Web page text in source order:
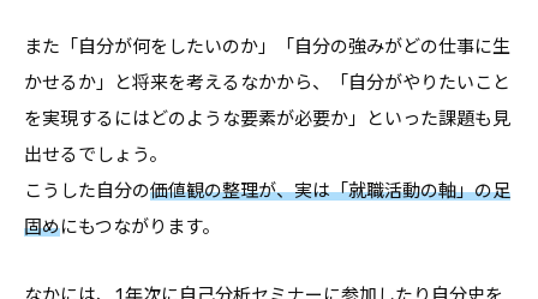
調
査
デ
ー
タ
な
、
また「自分が何をしたいのか」「自分の強みがどの仕事に生
かせるか」と将来を考えるなかから、「自分がやりたいこと
を実現するにはどのような要素が必要か」といった課題も見
出せるでしょう。
こうした自分の価値観の整理が、実は「就職活動の軸」の足
固めにもつながります。
なかには、1年次に自己分析セミナーに参加したり自分史を